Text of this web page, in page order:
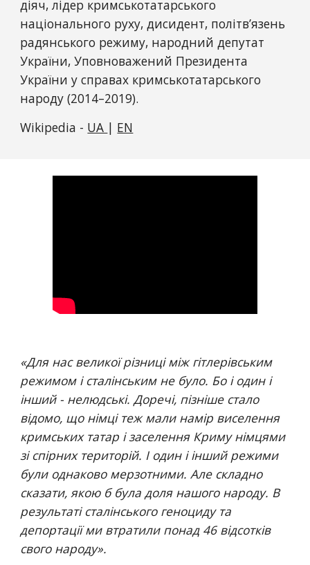
діяч, лідер кримськотатарського
національного руху, дисидент, політв’язень
радянського режиму, народний депутат
України, Уповноважений Президента
України у справах кримськотатарського
народу (2014–2019).
Wikipedia - UA | EN
«Для нас великої різниці між гітлерівським
режимом і сталінським не було. Бо і один і
інший - нелюдські. Доречі, пізніше стало
відомо, що німці теж мали намір виселення
кримських татар і заселення Криму німцями
зі спірних територій. І один і інший режими
були однаково мерзотними. Але складно
сказати, якою б була доля нашого народу. В
результаті сталінського геноциду та
депортації ми втратили понад 46 відсотків
свого народу».